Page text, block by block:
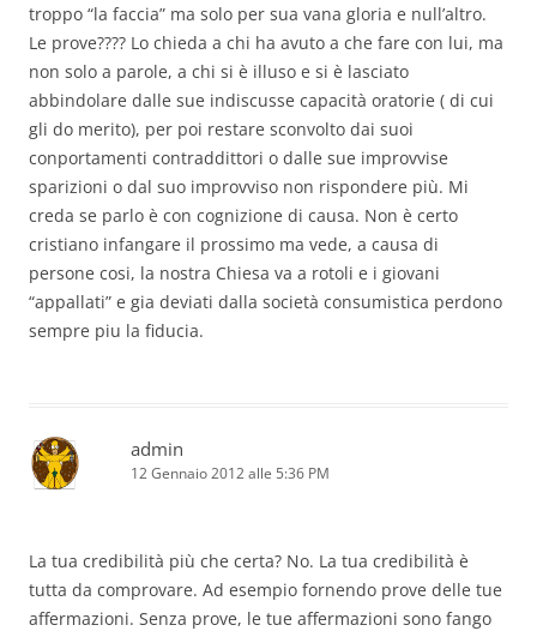
troppo “la faccia” ma solo per sua vana gloria e null’altro.
Le prove???? Lo chieda a chi ha avuto a che fare con lui, ma
non solo a parole, a chi si è illuso e si è lasciato
abbindolare dalle sue indiscusse capacità oratorie ( di cui
gli do merito), per poi restare sconvolto dai suoi
conportamenti contraddittori o dalle sue improvvise
sparizioni o dal suo improvviso non rispondere più. Mi
creda se parlo è con cognizione di causa. Non è certo
cristiano infangare il prossimo ma vede, a causa di
persone cosi, la nostra Chiesa va a rotoli e i giovani
“appallati” e gia deviati dalla società consumistica perdono
sempre piu la fiducia.
admin
12 Gennaio 2012 alle 5:36 PM
La tua credibilità più che certa? No. La tua credibilità è
tutta da comprovare. Ad esempio fornendo prove delle tue
affermazioni. Senza prove, le tue affermazioni sono fango